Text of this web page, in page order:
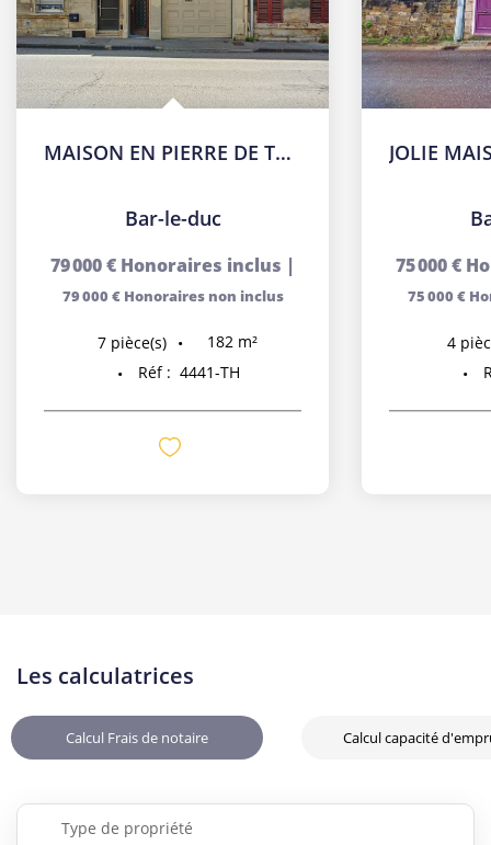
MAISON EN PIERRE DE TAILLE
Bar-le-duc
79 000 € Honoraires inclus |
79 000 € Honoraires non inclus
7 pièce(s) 182 m²
Réf : 4441-TH
75 000 €
75 000 €
4
Les calculatrices
Calcul Frais de notaire Calcul capacité